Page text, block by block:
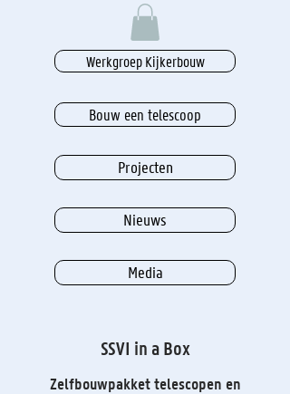
Werkgroep Kijkerbouw
Bouw een telescoop
Projecten
Nieuws
Media
SSVI in a Box
Zelfbouwpakket telescopen en